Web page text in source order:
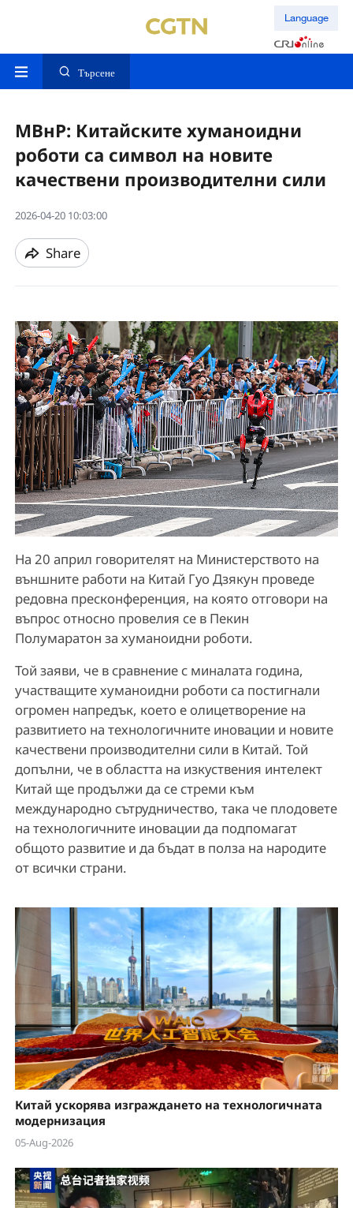
Language
Търсене
МВнР: Китайските хуманоидни
роботи са символ на новите
качествени производителни сили
2026-04-20 10:03:00
Share
На 20 април говорителят на Министерството на
външните работи на Китай Гуо Дзякун проведе
редовна пресконференция, на която отговори на
въпрос относно провелия се в Пекин
Полумаратон за хуманоидни роботи.
Той заяви, че в сравнение с миналата година,
участващите хуманоидни роботи са постигнали
огромен напредък, което е олицетворение на
развитието на технологичните иновации и новите
качествени производителни сили в Китай. Той
допълни, че в областта на изкуствения интелект
Китай ще продължи да се стреми към
международно сътрудничество, така че плодовете
на технологичните иновации да подпомагат
общото развитие и да бъдат в полза на народите
от всички страни.
Китай ускорява изграждането на технологичната
модернизация
05-Aug-2026